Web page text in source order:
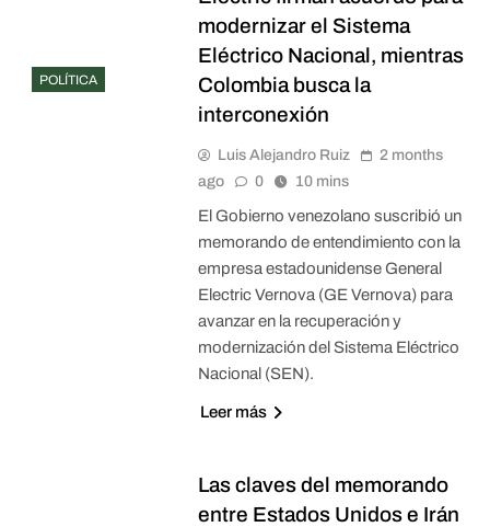
POLÍTICA
modernizar el Sistema
Eléctrico Nacional, mientras
Colombia busca la
interconexión
Luis Alejandro Ruiz
2 months
ago
0 10 mins
El Gobierno venezolano suscribió un
memorando de entendimiento con la
empresa estadounidense General
Electric Vernova (GE Vernova) para
avanzar en la recuperación y
modernización del Sistema Eléctrico
Nacional (SEN).
Leer más
Las claves del memorando
entre Estados Unidos e Irán